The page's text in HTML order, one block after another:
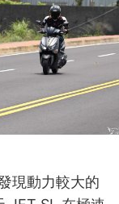
現動力較大的